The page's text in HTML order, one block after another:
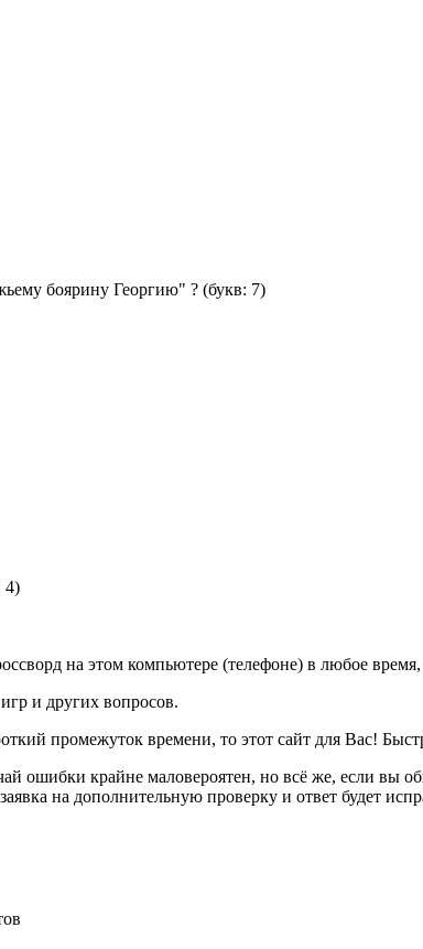
боярину Георгию" ? (букв: 7)
4)
на этом компьютере (телефоне) в любое
и других вопросов.
промежуток времени, то этот сайт для Вас!
ошибки крайне маловероятен, но всё же, если вы
на дополнительную проверку и ответ будет